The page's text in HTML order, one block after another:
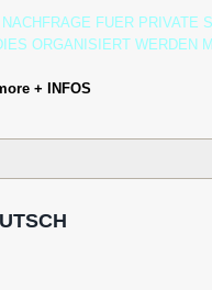
FUER PRIVATE
ORGANISIERT WERDEN
+ INFOS